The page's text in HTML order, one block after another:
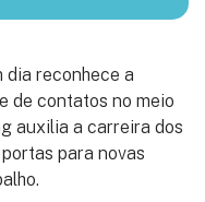
dia reconhece a
de contatos no meio
auxilia a carreira dos
para novas